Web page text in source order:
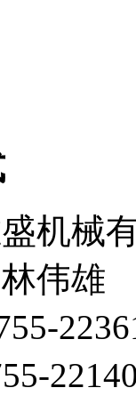
机械
伟雄